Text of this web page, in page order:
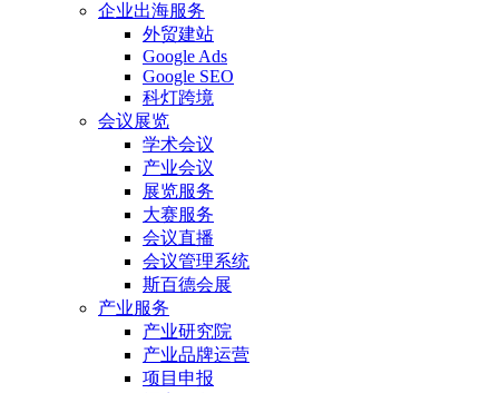
企业出海服务
外贸建站
Google Ads
Google SEO
科灯跨境
会议展览
学术会议
产业会议
展览服务
大赛服务
会议直播
会议管理系统
斯百德会展
产业服务
产业研究院
产业品牌运营
项目申报